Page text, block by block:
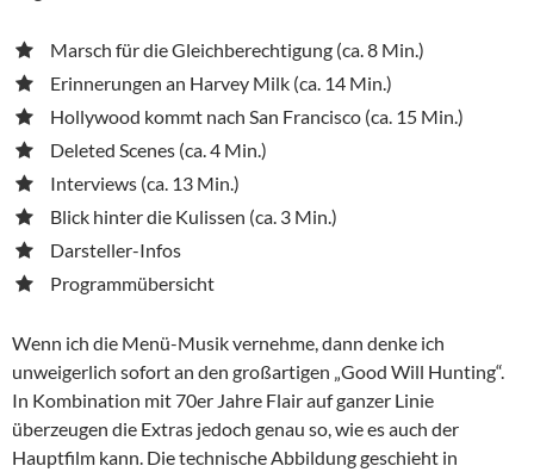
Marsch für die Gleichberechtigung (ca. 8 Min.)
Erinnerungen an Harvey Milk (ca. 14 Min.)
Hollywood kommt nach San Francisco (ca. 15 Min.)
Deleted Scenes (ca. 4 Min.)
Interviews (ca. 13 Min.)
Blick hinter die Kulissen (ca. 3 Min.)
Darsteller-Infos
Programmübersicht
Wenn ich die Menü-Musik vernehme, dann denke ich
unweigerlich sofort an den großartigen „Good Will Hunting“.
In Kombination mit 70er Jahre Flair auf ganzer Linie
überzeugen die Extras jedoch genau so, wie es auch der
Hauptfilm kann. Die technische Abbildung geschieht in